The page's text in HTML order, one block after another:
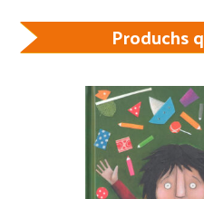
Produchs